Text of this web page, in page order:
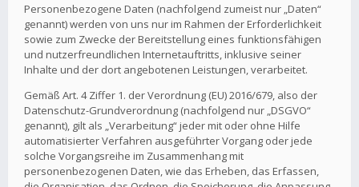
Personenbezogene Daten (nachfolgend zumeist nur „Daten“
genannt) werden von uns nur im Rahmen der Erforderlichkeit
sowie zum Zwecke der Bereitstellung eines funktionsfähigen
und nutzerfreundlichen Internetauftritts, inklusive seiner
Inhalte und der dort angebotenen Leistungen, verarbeitet.
Gemäß Art. 4 Ziffer 1. der Verordnung (EU) 2016/679, also der
Datenschutz-Grundverordnung (nachfolgend nur „DSGVO“
genannt), gilt als „Verarbeitung“ jeder mit oder ohne Hilfe
automatisierter Verfahren ausgeführter Vorgang oder jede
solche Vorgangsreihe im Zusammenhang mit
personenbezogenen Daten, wie das Erheben, das Erfassen,